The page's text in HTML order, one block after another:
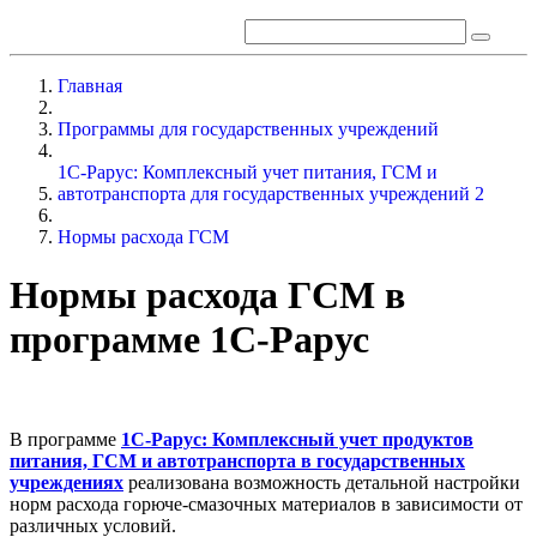
Главная
Программы для государственных учреждений
1С-Рарус: Комплексный учет питания, ГСМ и
автотранспорта для государственных учреждений 2
Нормы расхода ГСМ
Нормы расхода ГСМ в
программе 1С-Рарус
В программе 1С-Рарус: Комплексный учет продуктов
питания, ГСМ и автотранспорта в государственных
учреждениях реализована возможность детальной настройки
норм расхода горюче-смазочных материалов в зависимости от
различных условий.